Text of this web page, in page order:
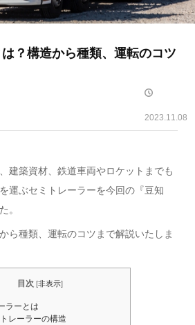
？構造から種類、運転のコツ
2023.11.08
建築資材、鉄道車両やロケットまでも
運ぶセミトレーラーを今回の『豆知
。
ら種類、運転のコツまで解説いたしま
目次 [非表示]
ラーとは
レーラーの構造